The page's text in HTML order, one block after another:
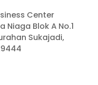
Center
Niaga Blok A No.1
Sukajadi,